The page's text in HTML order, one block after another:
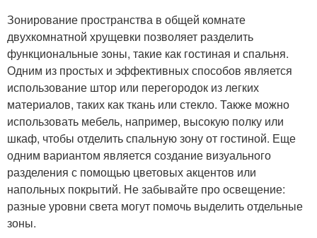
Зонирование пространства в общей комнате
двухкомнатной хрущевки позволяет разделить
функциональные зоны, такие как гостиная и спальня.
Одним из простых и эффективных способов является
использование штор или перегородок из легких
материалов, таких как ткань или стекло. Также можно
использовать мебель, например, высокую полку или
шкаф, чтобы отделить спальную зону от гостиной. Еще
одним вариантом является создание визуального
разделения с помощью цветовых акцентов или
напольных покрытий. Не забывайте про освещение:
разные уровни света могут помочь выделить отдельные
зоны.